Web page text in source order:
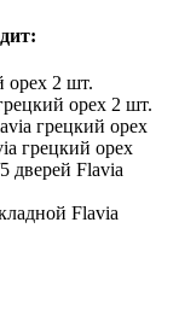
орех 2 шт.
орех 2 шт.
грецкий орех
грецкий орех
дверей Flavia
Flavia